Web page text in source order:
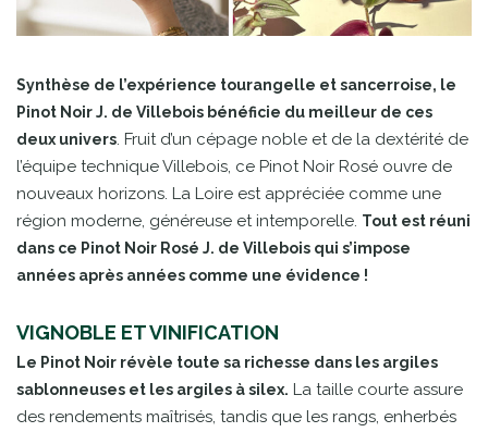
Synthèse de l’expérience tourangelle et sancerroise, le
Pinot Noir J. de Villebois bénéficie du meilleur de ces
deux univers. Fruit d’un cépage noble et de la dextérité de
l’équipe technique Villebois, ce Pinot Noir Rosé ouvre de
nouveaux horizons. La Loire est appréciée comme une
région moderne, généreuse et intemporelle. Tout est réuni
dans ce Pinot Noir Rosé J. de Villebois qui s’impose
années après années comme une évidence !
VIGNOBLE ET VINIFICATION
Le Pinot Noir révèle toute sa richesse dans les argiles
sablonneuses et les argiles à silex. La taille courte assure
des rendements maîtrisés, tandis que les rangs, enherbés